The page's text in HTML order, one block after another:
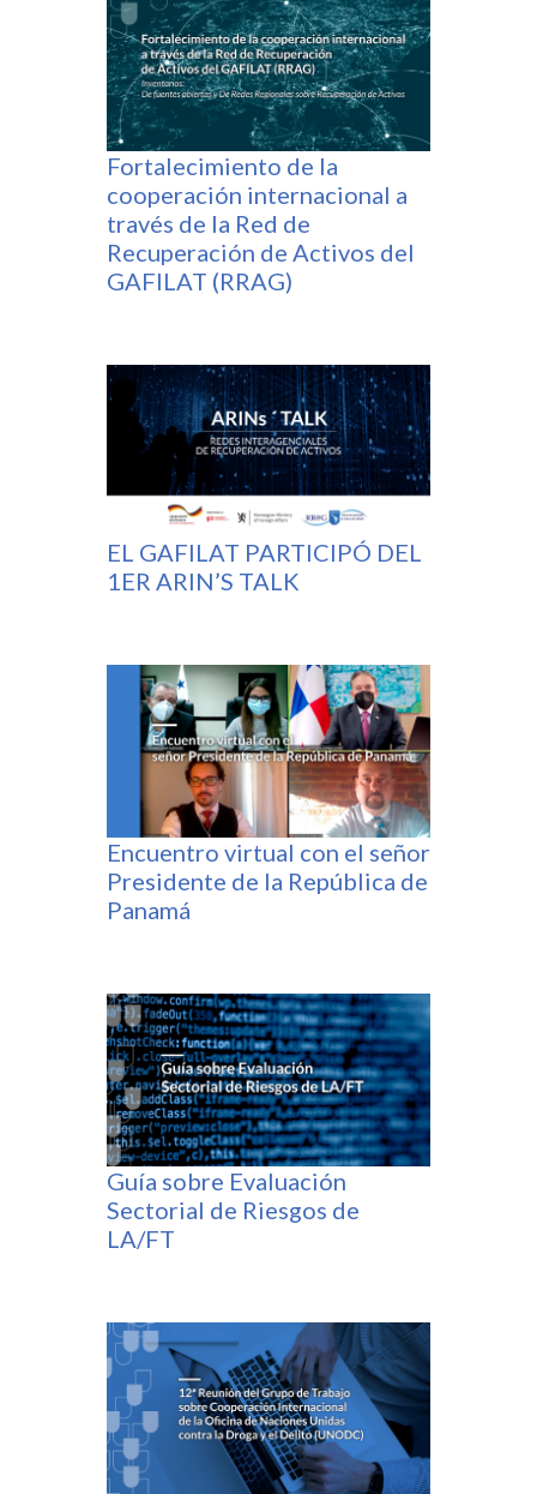
Fortalecimiento de la
cooperación internacional a
través de la Red de
Recuperación de Activos del
GAFILAT (RRAG)
EL GAFILAT PARTICIPÓ DEL
1ER ARIN’S TALK
Encuentro virtual con el señor
Presidente de la República de
Panamá
Guía sobre Evaluación
Sectorial de Riesgos de
LA/FT